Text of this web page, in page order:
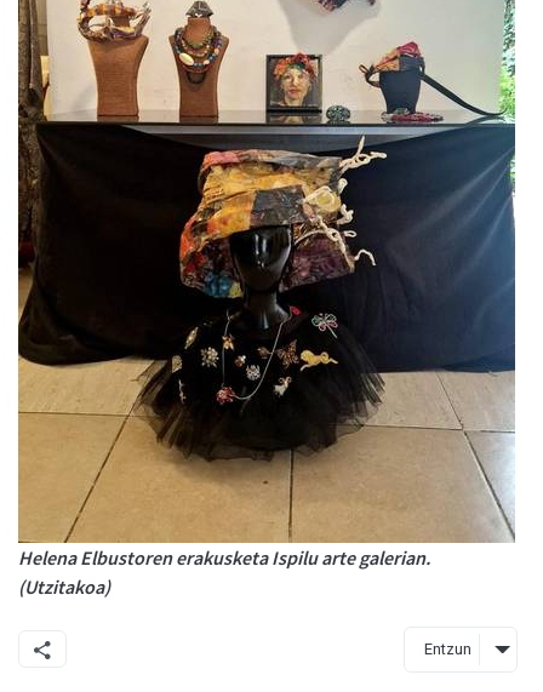
Helena Elbustoren erakusketa Ispilu arte galerian.
(Utzitakoa)
Entzun